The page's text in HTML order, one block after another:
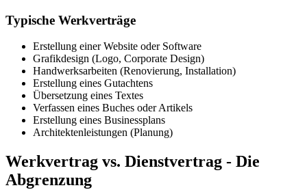
Typische Werkverträge
Erstellung einer Website oder Software
Grafikdesign (Logo, Corporate Design)
Handwerksarbeiten (Renovierung, Installation)
Erstellung eines Gutachtens
Übersetzung eines Textes
Verfassen eines Buches oder Artikels
Erstellung eines Businessplans
Architektenleistungen (Planung)
Werkvertrag vs. Dienstvertrag - Die
Abgrenzung